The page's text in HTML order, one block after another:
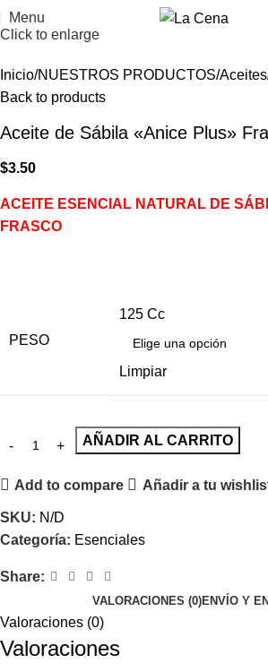
Menu
Click to enlarge
Inicio NUESTROS PRODUCTOS Aceites
Back to products
Aceite de Sábila «Anice Plus»
$3.50
ACEITE ESENCIAL NATURAL DE
FRASCO
PESO
125 Cc
Limpiar
AÑADIR AL CARRITO
Add to compare Añadir a tu
SKU: N/D
Categoría: Esenciales
Share:
VALORACIONES (0)ENVÍO Y
Valoraciones (0)
Valoraciones